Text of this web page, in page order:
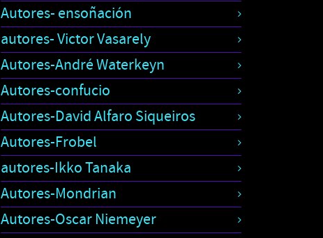
Autores- ensoñación
autores- Victor Vasarely
Autores-André Waterkeyn
Autores-confucio
Autores-David Alfaro Siqueiros
Autores-Frobel
autores-Ikko Tanaka
Autores-Mondrian
Autores-Oscar Niemeyer